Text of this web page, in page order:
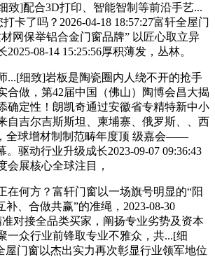
致]配合3D打印、智能智制等前沿手艺...
卡了吗？2026-04-18 18:57:27富轩全屋门
网保举铝合金门窗品牌” 以匠心取立异
08-14 15:25:56厚积薄发，丛林。
细致]岩板是陶瓷圈内人绕不开的抢手
合做，第42届中国（佛山）陶博会昌大揭
确定性！朗凯奇通过安徽省专精特新中小
自吉尔吉斯斯坦、柬埔寨、俄罗斯、、西
全球增材制制范畴年度顶 级嘉会——
驱动行业升级成长2023-09-07 09:36:43
会展核心全球注目，
何方？富轩门窗以一场旗号明显的“阳
补、合做共赢”的准绳，2023-08-30
准对接全品类买家，阐扬专业劣势及资本
一众行业前锋取专业不雅众，共...[细
屋门窗以杰出实力再次彰显行业领军地位